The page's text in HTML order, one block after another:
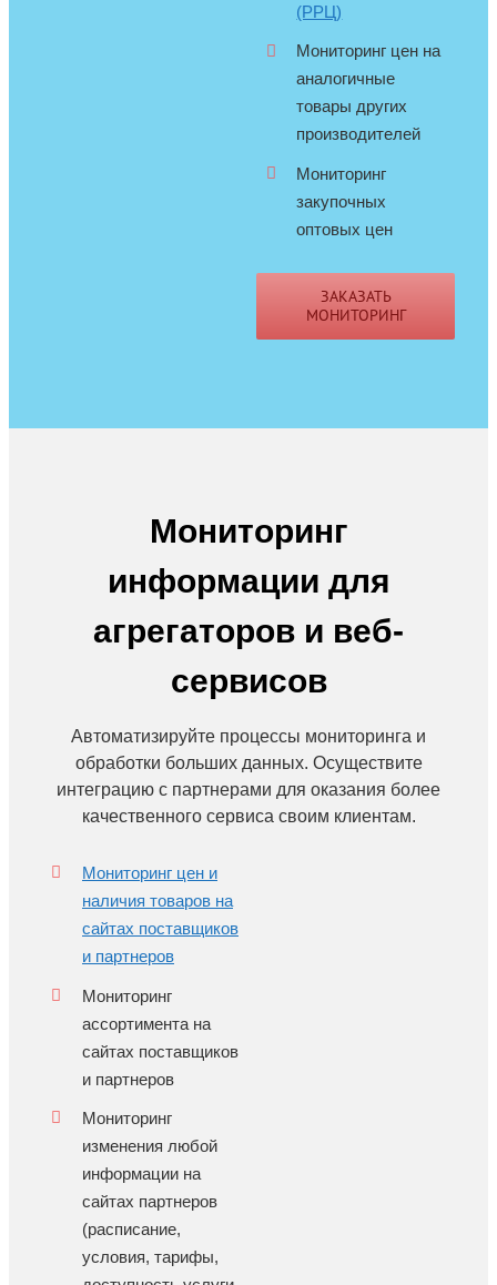
(РРЦ)
Мониторинг цен на
аналогичные
товары других
производителей
Мониторинг
закупочных
оптовых цен
ЗАКАЗАТЬ
МОНИТОРИНГ
Мониторинг
информации для
агрегаторов и веб-
сервисов
Автоматизируйте процессы мониторинга и
обработки больших данных. Осуществите
интеграцию с партнерами для оказания более
качественного сервиса своим клиентам.
Мониторинг цен и
наличия товаров на
сайтах поставщиков
и партнеров
Мониторинг
ассортимента на
сайтах поставщиков
и партнеров
Мониторинг
изменения любой
информации на
сайтах партнеров
(расписание,
условия, тарифы,